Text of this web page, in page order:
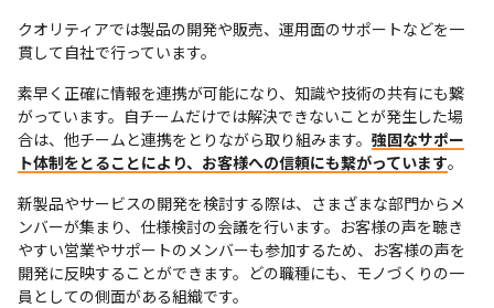
クオリティアでは製品の開発や販売、運用面のサポートなどを一
貫して自社で行っています。
素早く正確に情報を連携が可能になり、知識や技術の共有にも繋
がっています。自チームだけでは解決できないことが発生した場
合は、他チームと連携をとりながら取り組みます。 強固なサポー
ト体制をとることにより、お客様への信頼にも繋がっています。
新製品やサービスの開発を検討する際は、さまざまな部門からメ
ンバーが集まり、仕様検討の会議を行います。お客様の声を聴き
やすい営業やサポートのメンバーも参加するため、お客様の声を
開発に反映することができます。どの職種にも、モノづくりの一
員としての側面がある組織です。